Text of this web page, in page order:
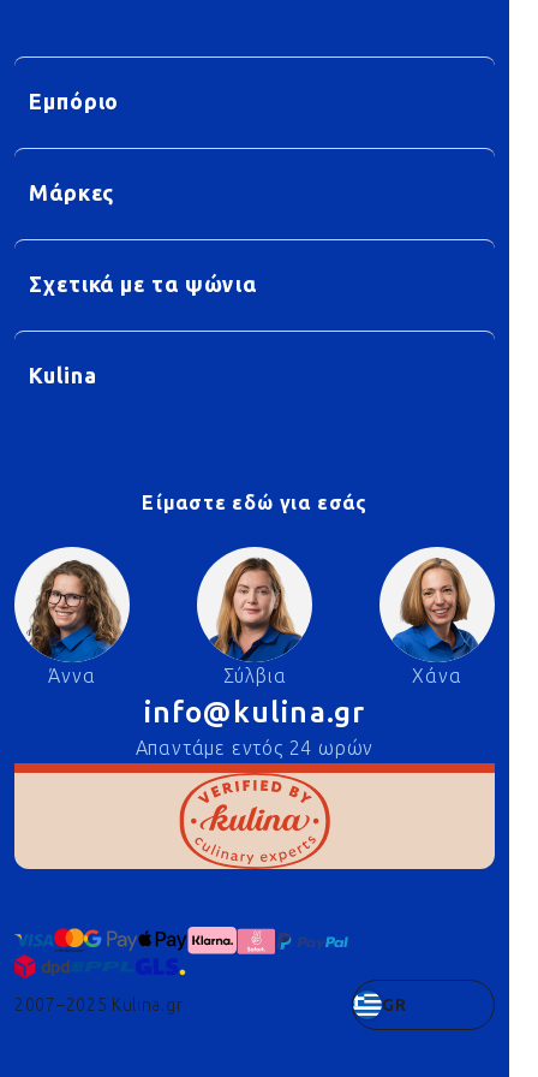
Εμπόριο
Μάρκες
Σχετικά με τα ψώνια
Kulina
Είμαστε εδώ για εσάς
Άννα Σύλβια Χάνα
info@kulina.gr
Απαντάμε εντός 24 ωρών
2007–2025 Kulina.gr GR